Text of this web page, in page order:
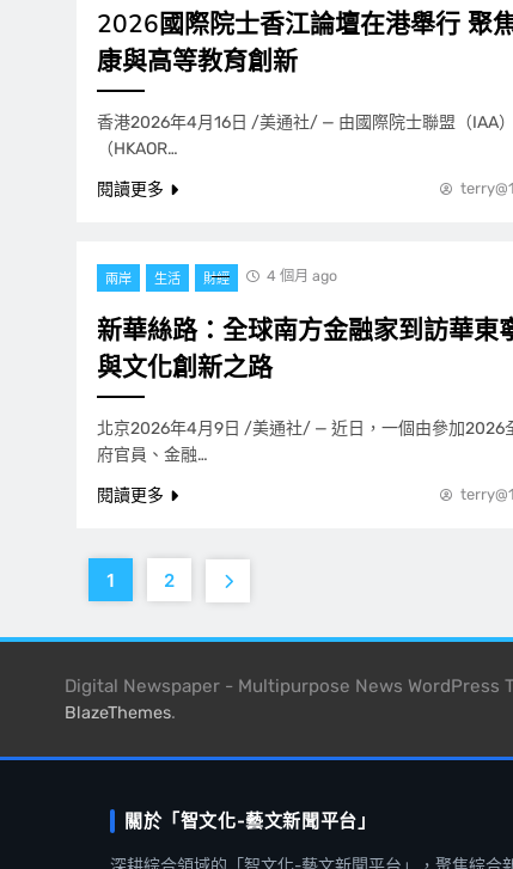
2026國際院士香江論壇在港舉行 聚
康與高等教育創新
香港2026年4月16日 /美通社/ — 由國際院士聯盟（IAA
（HKAOR…
閱讀更多
兩岸 生活 財經 4 個月 ago
新華絲路：全球南方金融家到訪華東
與文化創新之路
北京2026年4月9日 /美通社/ — 近日，一個由參加2026
府官員、金融…
閱讀更多
1 2
Digital Newspaper - Multipurpose News WordPress
BlazeThemes.
關於「智文化-藝文新聞平台」
深耕綜合領域的「智文化-藝文新聞平台」，聚焦綜合